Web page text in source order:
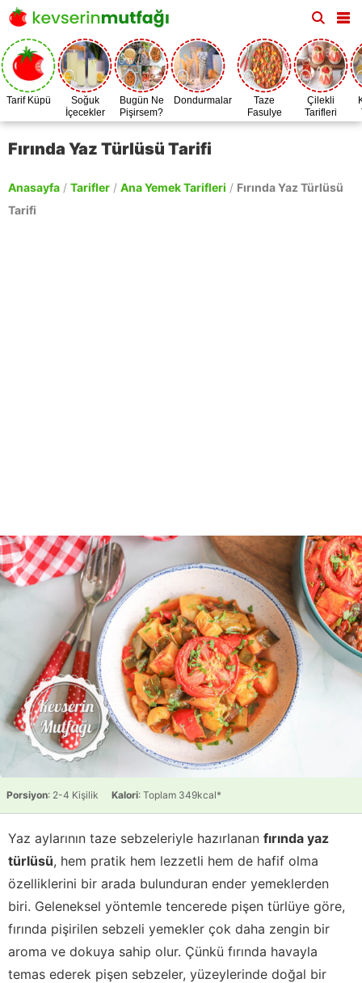
Tarif Küpü
Soğuk
İçecekler
Bugün Ne
Pişirsem?
Dondurmalar
Taze
Fasulye
Zamanı
Çilekli
Tarifleri
Fırında Yaz Türlüsü Tarifi
Anasayfa / Tarifler / Ana Yemek Tarifleri / Fırında Yaz Türlüsü
Tarifi
Porsiyon: 2-4 Kişilik Kalori: Toplam 349kcal*
Yaz aylarının taze sebzeleriyle hazırlanan fırında yaz
türlüsü, hem pratik hem lezzetli hem de hafif olma
özelliklerini bir arada bulunduran ender yemeklerden
biri. Geleneksel yöntemle tencerede pişen türlüye göre,
fırında pişirilen sebzeli yemekler çok daha zengin bir
aroma ve dokuya sahip olur. Çünkü fırında havayla
temas ederek pişen sebzeler, yüzeylerinde doğal bir